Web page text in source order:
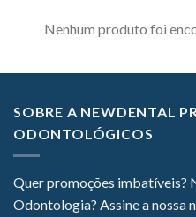
Nenhum produto foi
SOBRE A NEWDENTAL
ODONTOLÓGICOS
Quer promoções imbatíveis?
Odontologia? Assine a nossa